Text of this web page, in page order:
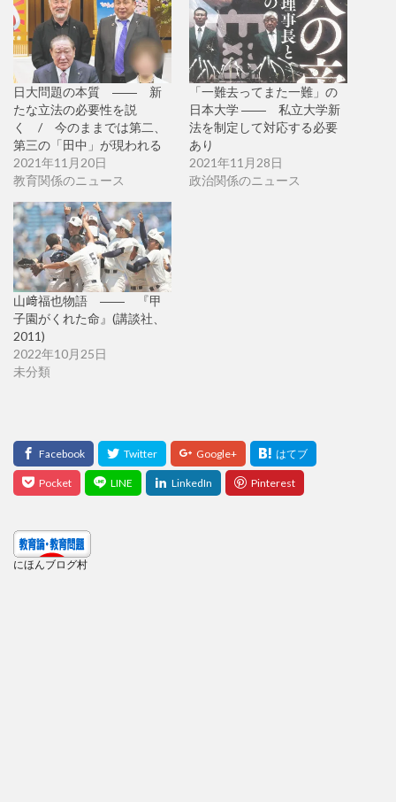
日大問題の本質 ―― 新
たな立法の必要性を説
く / 今のままでは第二、
第三の「田中」が現われる
2021年11月20日
教育関係のニュース
「一難去ってまた一難」の
日本大学 ―― 私立大学新
法を制定して対応する必要
あり
2021年11月28日
政治関係のニュース
山﨑福也物語 ―― 『甲
子園がくれた命』(講談社、
2011)
2022年10月25日
未分類
にほんブログ村